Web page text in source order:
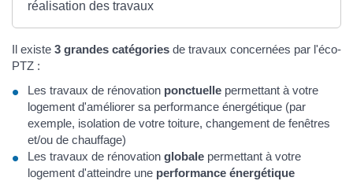
réalisation des travaux
Il existe 3 grandes catégories de travaux concernées par l'éco-
PTZ :
Les travaux de rénovation ponctuelle permettant à votre
logement d'améliorer sa performance énergétique (par
exemple, isolation de votre toiture, changement de fenêtres
et/ou de chauffage)
Les travaux de rénovation globale permettant à votre
logement d'atteindre une performance énergétique